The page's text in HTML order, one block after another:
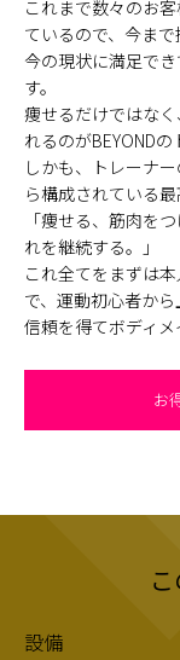
これまで数々のお
ているので、今ま
今の現状に満足で
す。
痩せるだけではな
れるのがBEYONDの
しかも、トレーナ
ら構成されている
「痩せる、筋肉を
れを継続する。」
これ全てをまずは
で、運動初心者か
信頼を得てボディ
お
設備